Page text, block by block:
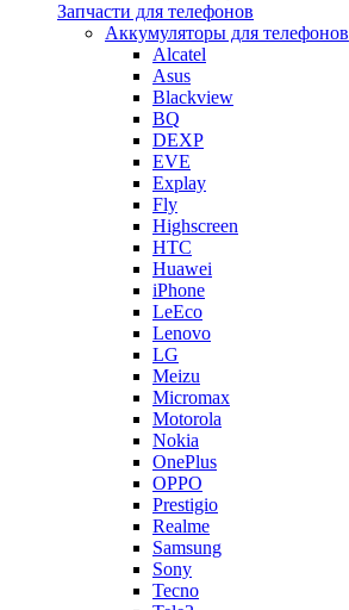
Запчасти для телефонов
Аккумуляторы для телефонов
Alcatel
Asus
Blackview
BQ
DEXP
EVE
Explay
Fly
Highscreen
HTC
Huawei
iPhone
LeEco
Lenovo
LG
Meizu
Micromax
Motorola
Nokia
OnePlus
OPPO
Prestigio
Realme
Samsung
Sony
Tecno